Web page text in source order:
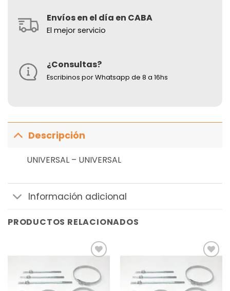
Envíos en el día en CABA
El mejor servicio
¿Consultas?
Escribinos por Whatsapp de 8 a 16hs
Descripción
UNIVERSAL – UNIVERSAL
Información adicional
PRODUCTOS RELACIONADOS
Añadir
a la
lista de
deseos
Añadir
a la
lista de
deseos